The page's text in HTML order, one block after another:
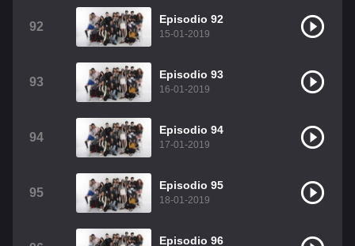
92
Episodio 92
15-01-2019
93
Episodio 93
16-01-2019
94
Episodio 94
17-01-2019
95
Episodio 95
18-01-2019
Episodio 96